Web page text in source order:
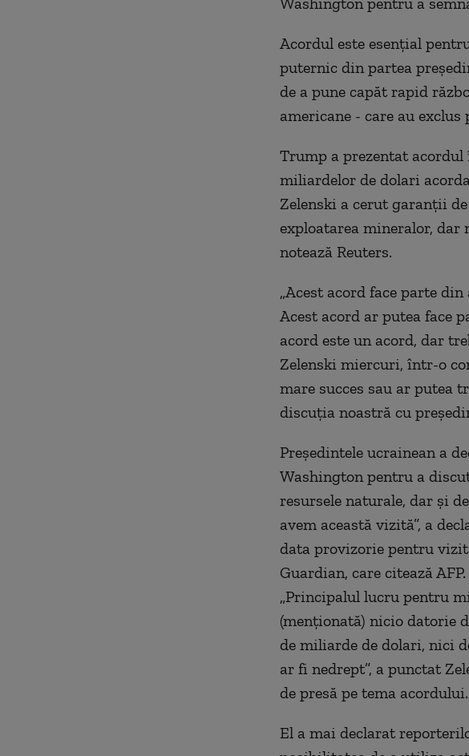
Acordul este esenţial
puternic din partea
de a pune capăt rapid
americane - care au
Trump a prezentat
miliardelor de dolari
Zelenski a cerut garanţii
exploatarea mineralor, dar
notează Reuters.
„Acest acord face parte
Acest acord ar putea face
acord este un acord, dar
Zelenski miercuri, într-o
mare succes sau ar putea
discuţia noastră cu
Preşedintele ucrainean a
Washington pentru a
resursele naturale, dar şi
avem această vizită”, a
data provizorie pentru
Guardian, care citează AFP.
„Principalul lucru pentru
(menţionată) nicio datorie
de miliarde de dolari, nici
ar fi nedrept”, a punctat
de presă pe tema acordului.
El a mai declarat